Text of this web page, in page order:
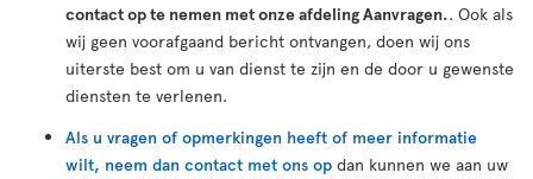
contact op te nemen met onze afdeling Aanvragen.. Ook als
wij geen voorafgaand bericht ontvangen, doen wij ons
uiterste best om u van dienst te zijn en de door u gewenste
diensten te verlenen.
Als u vragen of opmerkingen heeft of meer informatie
wilt, neem dan contact met ons op dan kunnen we aan uw